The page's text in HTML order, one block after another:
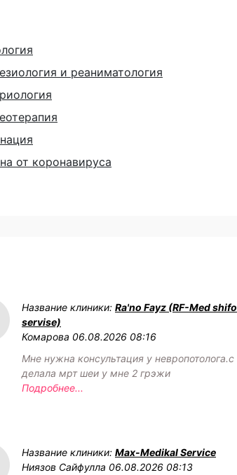
и реаниматология
от коронавируса
Название клиники: Ra'no Fayz (RF-Med shifo
servise)
Комарова 06.08.2026 08:16
Мне нужна консультация у невропотолога.с
делала мрт шеи у мне 2 грэжи
Подробнее...
Название клиники: Max-Medikal Service
Ниязов Сайфулла 06.08.2026 08:13